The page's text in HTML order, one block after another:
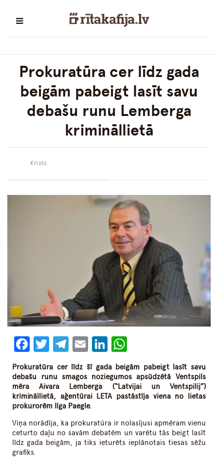
Prokuratūra cer līdz gada
beigām pabeigt lasīt savu
debašu runu Lemberga
krimināllietā
Krists
Facebook
Twitter
Telegram
EmailLinkedIn
Prokuratūra cer līdz šī gada beigām pabeigt lasīt savu
debašu runu smagos noziegumos apsūdzētā Ventspils
mēra Aivara Lemberga (“Latvijai un Ventspilij”)
krimināllietā, aģentūrai LETA pastāstīja viena no lietas
prokurorēm Ilga Paegle.
Viņa norādīja, ka prokuratūra ir nolasījusi apmēram vienu
ceturto daļu no savām debatēm un varētu tās beigt lasīt
līdz gada beigām, ja tiks ieturēts ieplānotais tiesas sēžu
grafiks.